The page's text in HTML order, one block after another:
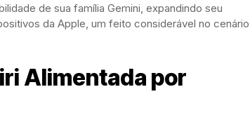
de sua família Gemini, expandindo seu
da Apple, um feito considerável no cenário
Alimentada por